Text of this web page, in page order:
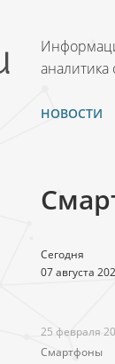
аналитика
НОВОСТИ
Сегодня
07 августа
25 февраля
Смартфоны